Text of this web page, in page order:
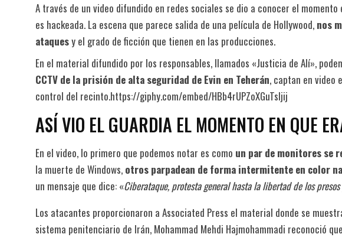
A través de un video difundido en redes sociales se dio a conocer el
es hackeada. La escena que parece salida de una película de Hollywood, nos
ataquesy el grado de ficción que tienen en las producciones.
En el material difundido por los responsables, llamados «Justicia de Alí»,
CCTV de la prisión de alta seguridad de Evin en Teherán, captan en video
control del recinto.https://giphy.com/embed/HBb4rUPZoXGuTsljij
ASÍ VIO EL GUARDIA EL MOMENTO EN QUE
En el video, lo primero que podemos notar es como un par de monitores se
la muerte de Windows, otros parpadean de forma intermitente en color
un mensaje que dice: «Ciberataque, protesta general hasta la libertad de los
Los atacantes proporcionaron a Associated Press el material donde se
sistema penitenciario de Irán, Mohammad Mehdi Hajmohammadi reconoció